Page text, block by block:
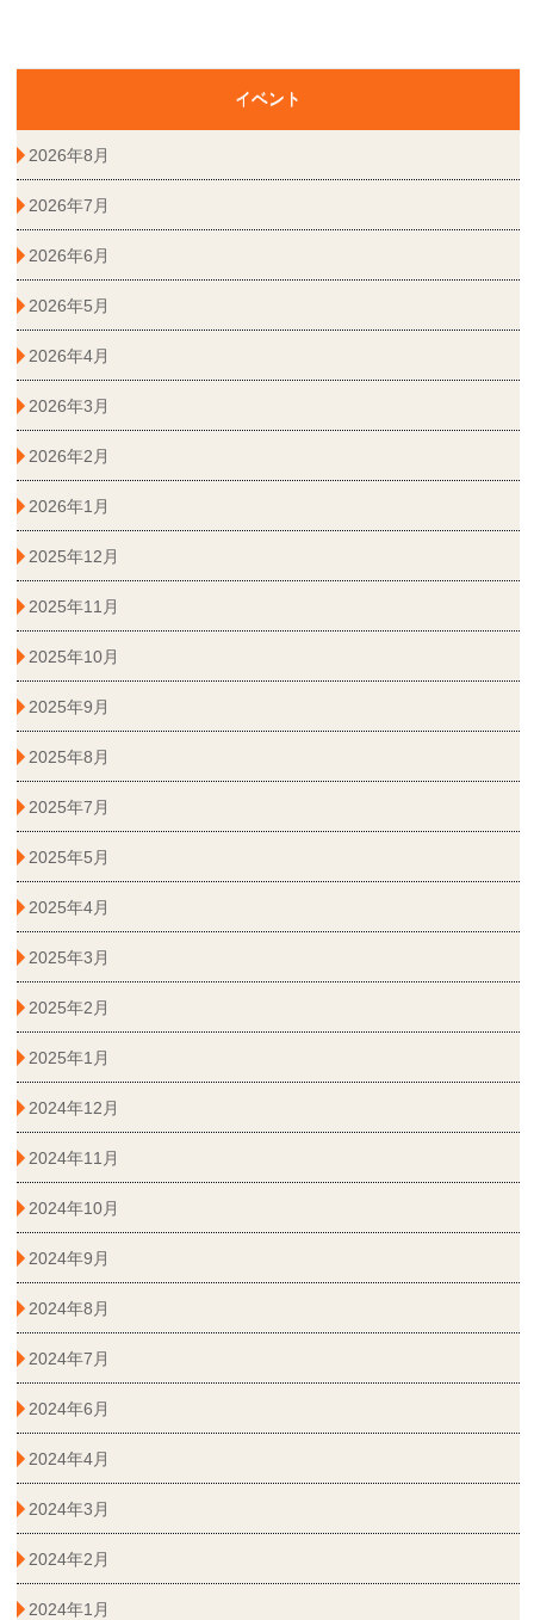
イベント
2026年8月
2026年7月
2026年6月
2026年5月
2026年4月
2026年3月
2026年2月
2026年1月
2025年12月
2025年11月
2025年10月
2025年9月
2025年8月
2025年7月
2025年5月
2025年4月
2025年3月
2025年2月
2025年1月
2024年12月
2024年11月
2024年10月
2024年9月
2024年8月
2024年7月
2024年6月
2024年4月
2024年3月
2024年2月
2024年1月